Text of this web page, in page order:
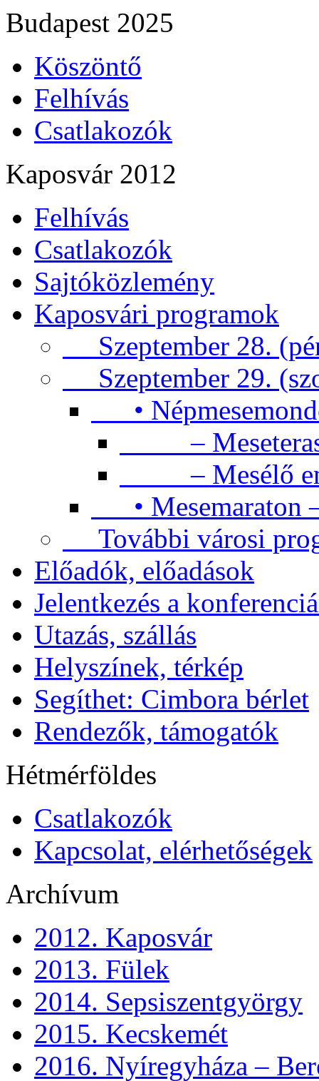
Budapest 2025
Köszöntő
Felhívás
Csatlakozók
Kaposvár 2012
Felhívás
Csatlakozók
Sajtóközlemény
Kaposvári programok
Szeptember 28.
Szeptember 29.
•
–
– Mesélő
• Mesemaraton
További városi
Előadók, előadások
Jelentkezés a
Utazás, szállás
Helyszínek, térkép
Segíthet: Cimbora bérlet
Rendezők, támogatók
Hétmérföldes
Csatlakozók
Kapcsolat, elérhetőségek
Archívum
2012. Kaposvár
2013. Fülek
2014. Sepsiszentgyörgy
2015. Kecskemét
2016. Nyíregyháza –